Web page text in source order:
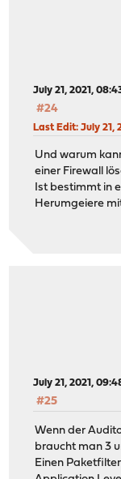
July 21, 2021,
#24
Last Edit: July 21,
Und warum
einer Firewall
Ist bestimmt in
Herumgeiere
July 21, 2021,
#25
Wenn der
braucht man 3
Einen